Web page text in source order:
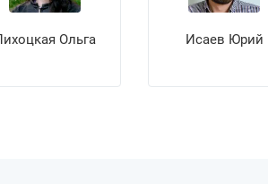
Ольга Исаев Юрий